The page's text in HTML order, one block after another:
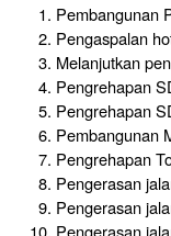
Pembangunan
Pengaspalan
Melanjutkan
Pengrehapan
Pengrehapan
Pembangunan
Pengrehapan
Pengerasan
Pengerasan
Pengerasan